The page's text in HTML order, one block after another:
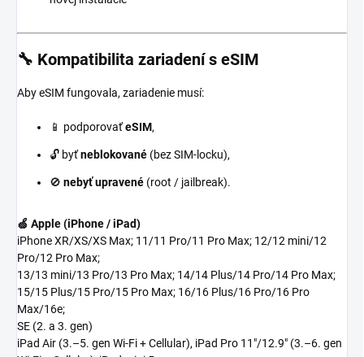
🔧 Kompatibilita zariadení s eSIM
Aby eSIM fungovala, zariadenie musí:
📱 podporovaťeSIM,
🔓 byťneblokované (bez SIM-locku),
🚫 nebyť upravené (root / jailbreak).
🍏 Apple (iPhone / iPad)
iPhone XR/XS/XS Max; 11/11 Pro/11 Pro Max; 12/12 mini/12
Pro/12 Pro Max;
13/13 mini/13 Pro/13 Pro Max; 14/14 Plus/14 Pro/14 Pro Max;
15/15 Plus/15 Pro/15 Pro Max; 16/16 Plus/16 Pro/16 Pro
Max/16e;
SE (2. a 3. gen)
iPad Air (3.–5. gen Wi-Fi + Cellular), iPad Pro 11"/12.9" (3.–6. gen